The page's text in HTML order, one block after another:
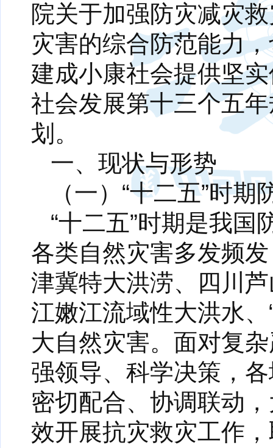
院关于加强防灾减灾
灾害的综合防范能力
建成小康社会提供坚
社会发展第十三个五
划。
一、现状与形势
（一）“十二五”时
“十二五”时期是我
各类自然灾害多发频
津冀特大洪涝、四川
江嫩江流域性大洪水
大自然灾害。面对复
强领导、科学决策，
密切配合、协调联动
效开展抗灾救灾工作，